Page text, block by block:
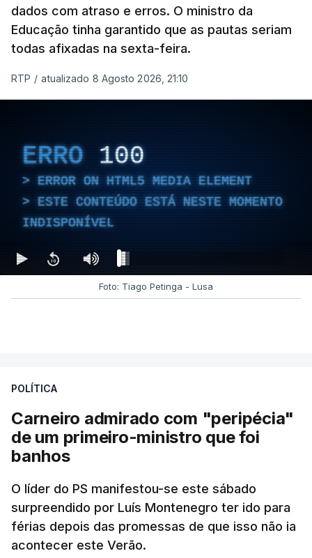
dados com atraso e erros. O ministro da
Educação tinha garantido que as pautas seriam
todas afixadas na sexta-feira.
RTP / atualizado 8 Agosto 2026, 21:10
ERRO 100
ERROR ON HTML5 MEDIA ELEMENT
ESTE CONTEÚDO ESTÁ NESTE MOMENTO
INDISPONÍVEL
Foto: Tiago Petinga - Lusa
POLÍTICA
Carneiro admirado com "peripécia"
de um primeiro-ministro que foi
banhos
O líder do PS manifestou-se este sábado
surpreendido por Luís Montenegro ter ido para
férias depois das promessas de que isso não ia
acontecer este Verão.